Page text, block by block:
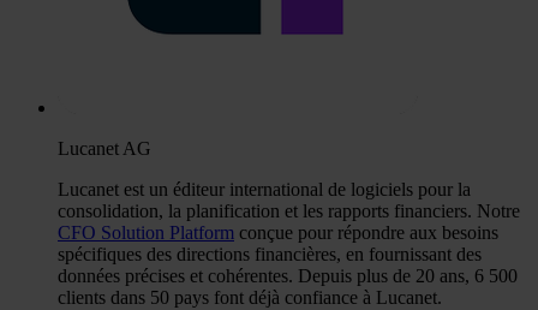
Lucanet AG
Lucanet est un éditeur international de logiciels pour la
consolidation, la planification et les rapports financiers. Notre
CFO Solution Platform conçue pour répondre aux besoins
spécifiques des directions financières, en fournissant des
données précises et cohérentes. Depuis plus de 20 ans, 6 500
clients dans 50 pays font déjà confiance à Lucanet.